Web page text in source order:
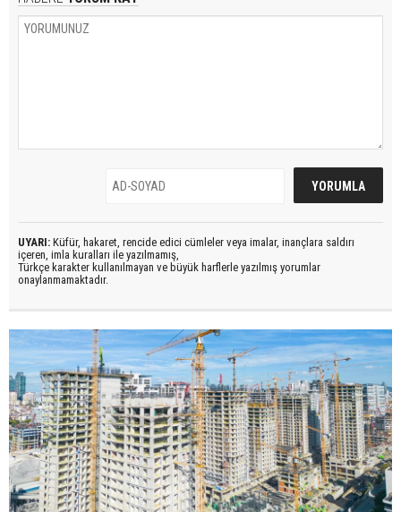
UYARI: Küfür, hakaret, rencide edici cümleler veya imalar, inançlara saldırı
içeren, imla kuralları ile yazılmamış,
Türkçe karakter kullanılmayan ve büyük harflerle yazılmış yorumlar
onaylanmamaktadır.